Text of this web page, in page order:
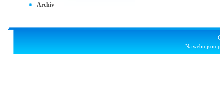
Archiv
Na webu jsou